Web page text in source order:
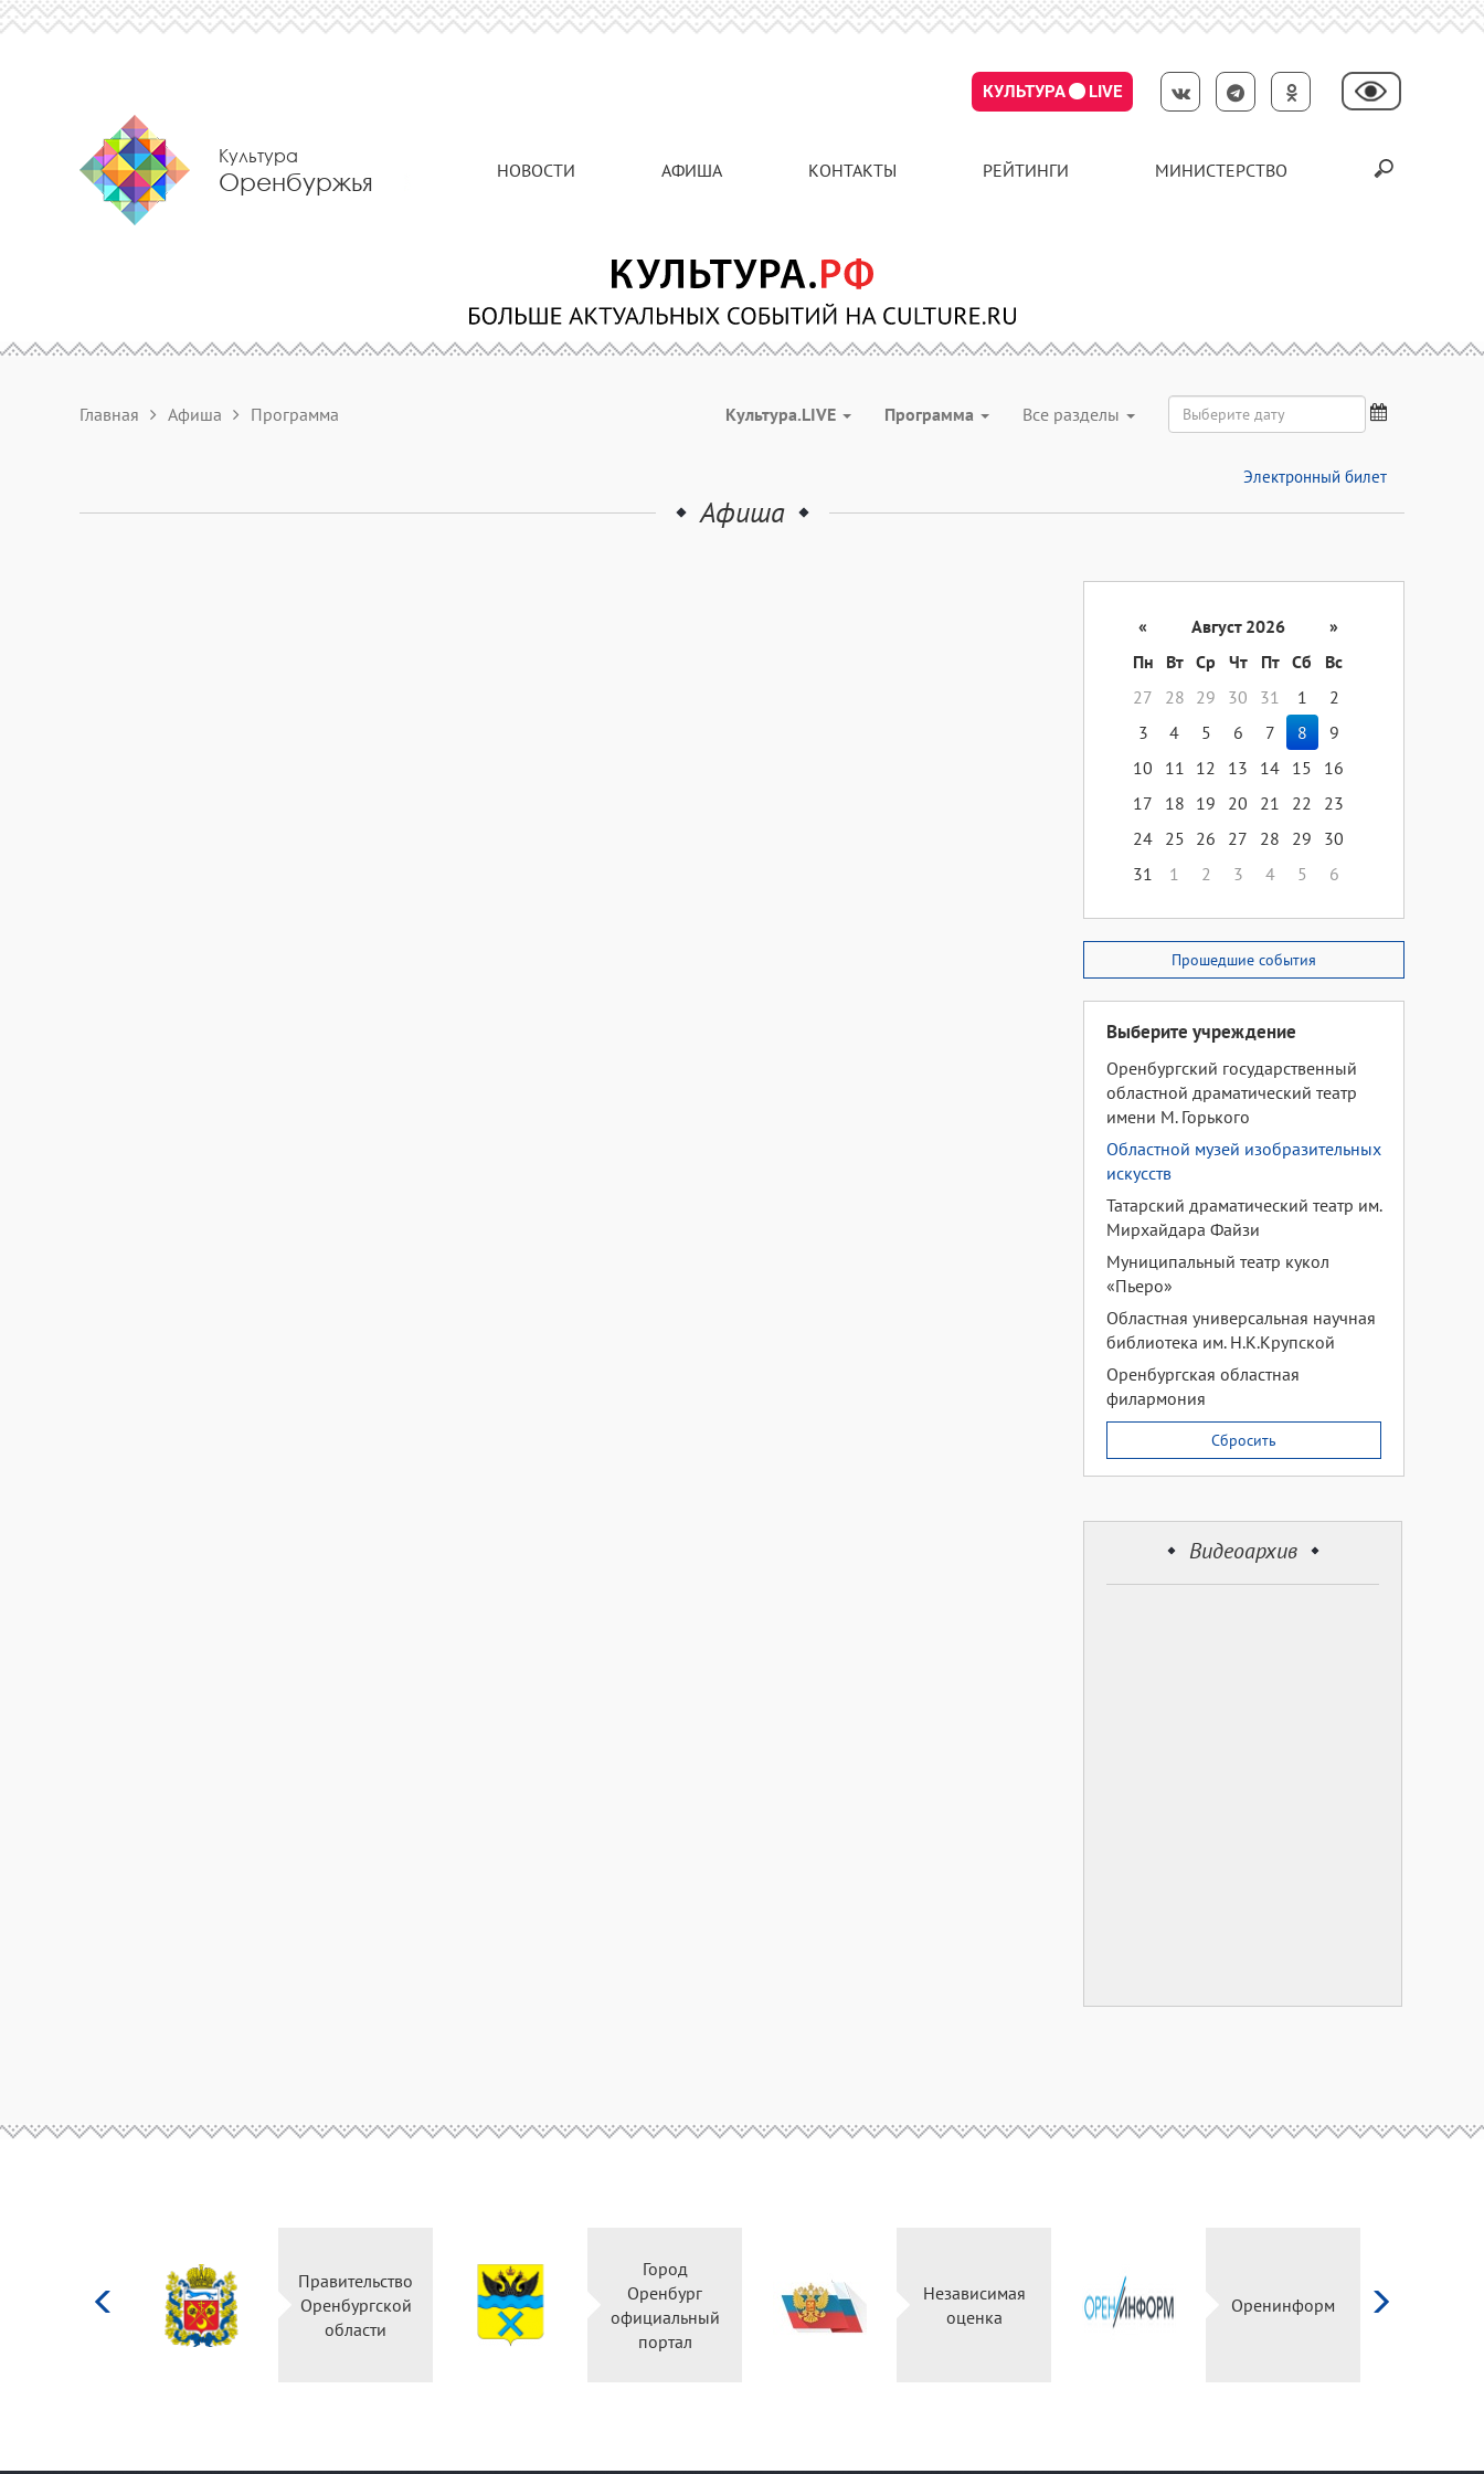
КУЛЬТУРА LIVE
Культура
Оренбуржья НОВОСТИ АФИША КОНТАКТЫ РЕЙТИНГИ МИНИСТЕРСТВО
Главная Афиша Программа Культура.LIVE Программа Все разделы
Электронный билет
Афиша
« Август 2026
»
Пн
Вт Ср Чт Пт Сб
Вс
27
28 29 30 31 1
2
3
4 5 6 7 8
9
10
11 12 13 14 15
16
17
18 19 20 21 22
23
24 25 26 27 28 29
30
31
1 2 3 4 5 6
Прошедшие события
Выберите учреждение
Оренбургский государственный
областной драматический театр
имени М. Горького
Областной музей изобразительных
искусств
Татарский драматический театр им.
Мирхайдара Файзи
Муниципальный театр кукол
«Пьеро»
Областная универсальная научная
библиотека им. Н.К.Крупской
Оренбургская областная
филармония
Сбросить
Видеоархив
Правительство
Оренбургской
области
Город
Оренбург
официальный
портал
Независимая
оценка
Оренинформ